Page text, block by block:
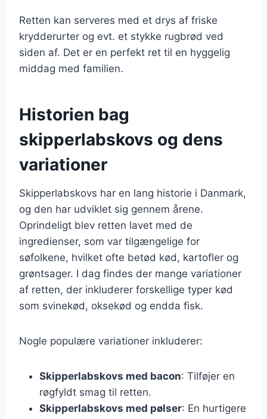
Retten kan serveres med et drys af friske
krydderurter og evt. et stykke rugbrød ved
siden af. Det er en perfekt ret til en hyggelig
middag med familien.
Historien bag
skipperlabskovs og dens
variationer
Skipperlabskovs har en lang historie i Danmark,
og den har udviklet sig gennem årene.
Oprindeligt blev retten lavet med de
ingredienser, som var tilgængelige for
søfolkene, hvilket ofte betød kød, kartofler og
grøntsager. I dag findes der mange variationer
af retten, der inkluderer forskellige typer kød
som svinekød, oksekød og endda fisk.
Nogle populære variationer inkluderer:
Skipperlabskovs med bacon: Tilføjer en
røgfyldt smag til retten.
Skipperlabskovs med pølser: En hurtigere